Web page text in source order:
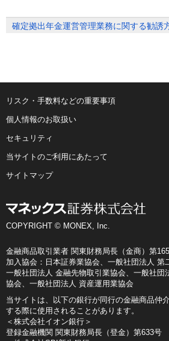
確定拠出年金運営管理業務に関する勧誘
リスク・手数料などの重要事項
個人情報のお取扱い
セキュリティ
当サイトのご利用にあたって
サイトマップ
COPYRIGHT © MONEX, Inc.
金融商品取引業者 関東財務局長（金商）第
加入協会：日本証券業協会、一般社団法人 第
一般社団法人 金融先物取引業協会、一般社団
協会、一般社団法人 資産運用業協会
当サイトは、以下の銀行が同行の金融商品仲
する際に使用されることがあります。
＜株式会社イオン銀行＞
登録金融機関 関東財務局長（登金）第633号